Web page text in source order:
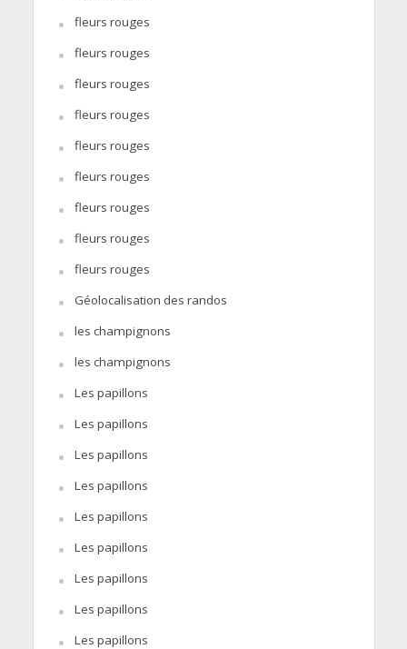
fleurs rouges
fleurs rouges
fleurs rouges
fleurs rouges
fleurs rouges
fleurs rouges
fleurs rouges
fleurs rouges
fleurs rouges
Géolocalisation des randos
les champignons
les champignons
Les papillons
Les papillons
Les papillons
Les papillons
Les papillons
Les papillons
Les papillons
Les papillons
Les papillons